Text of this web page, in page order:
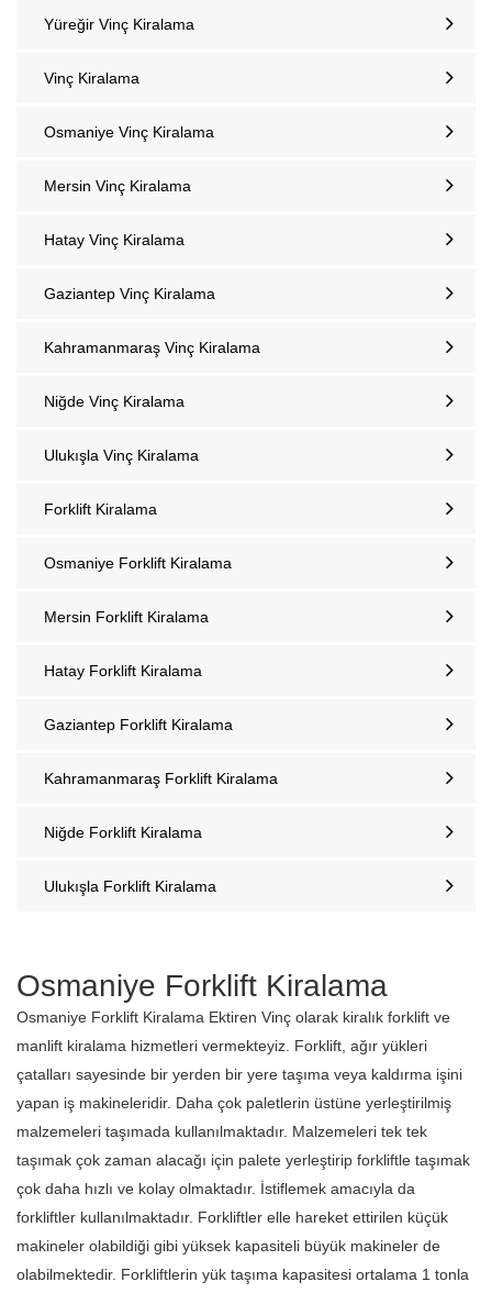
Yüreğir Vinç Kiralama
Vinç Kiralama
Osmaniye Vinç Kiralama
Mersin Vinç Kiralama
Hatay Vinç Kiralama
Gaziantep Vinç Kiralama
Kahramanmaraş Vinç Kiralama
Niğde Vinç Kiralama
Ulukışla Vinç Kiralama
Forklift Kiralama
Osmaniye Forklift Kiralama
Mersin Forklift Kiralama
Hatay Forklift Kiralama
Gaziantep Forklift Kiralama
Kahramanmaraş Forklift Kiralama
Niğde Forklift Kiralama
Ulukışla Forklift Kiralama
Osmaniye Forklift Kiralama
Osmaniye Forklift Kiralama Ektiren Vinç olarak kiralık forklift ve
manlift kiralama hizmetleri vermekteyiz. Forklift, ağır yükleri
çatalları sayesinde bir yerden bir yere taşıma veya kaldırma işini
yapan iş makineleridir. Daha çok paletlerin üstüne yerleştirilmiş
malzemeleri taşımada kullanılmaktadır. Malzemeleri tek tek
taşımak çok zaman alacağı için palete yerleştirip forkliftle taşımak
çok daha hızlı ve kolay olmaktadır. İstiflemek amacıyla da
forkliftler kullanılmaktadır. Forkliftler elle hareket ettirilen küçük
makineler olabildiği gibi yüksek kapasiteli büyük makineler de
olabilmektedir. Forkliftlerin yük taşıma kapasitesi ortalama 1 tonla